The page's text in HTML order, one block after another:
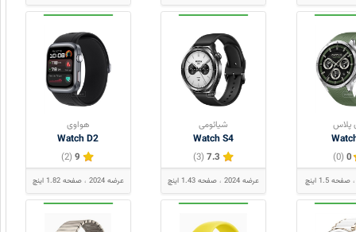
پلاس
0
(0)
صفحه 1.5 اینچ
شیائومی
Watch S4
7.3
(3)
عرضه 2024 صفحه 1.43 اینچ
هواوی
Watch D2
9
(2)
عرضه 2024 صفحه 1.82 اینچ